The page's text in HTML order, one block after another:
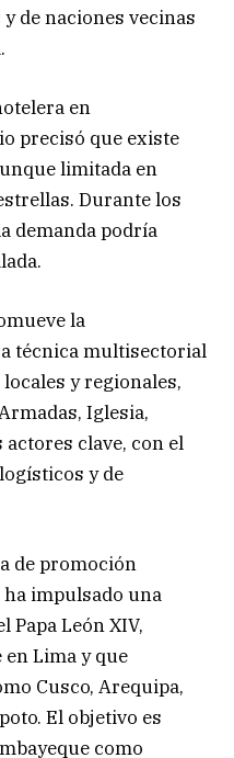
de naciones vecinas
en
precisó que existe
limitada en
Durante los
demanda podría
la
técnica multisectorial
y regionales,
Iglesia,
clave, con el
y de
de promoción
impulsado una
León XIV,
Lima y que
Cusco, Arequipa,
El objetivo es
como